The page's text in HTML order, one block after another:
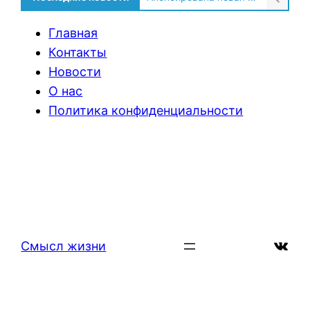
Главная
Контакты
Новости
О нас
Политика конфиденциальности
Смысл жизни